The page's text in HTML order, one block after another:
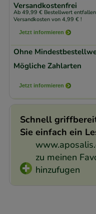
Versandkostenfrei
Ab 49,99 € Bestellwert
Versandkosten von 4,99 € !
Jetzt informieren
Ohne
Mögliche Zahlarten
Jetzt informieren
Schnell
Sie einfach ein
zu meinen
hinzufugen